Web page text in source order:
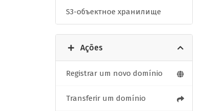
S3-объектное хранилище
Ações
Registrar um novo domínio
Transferir um domínio